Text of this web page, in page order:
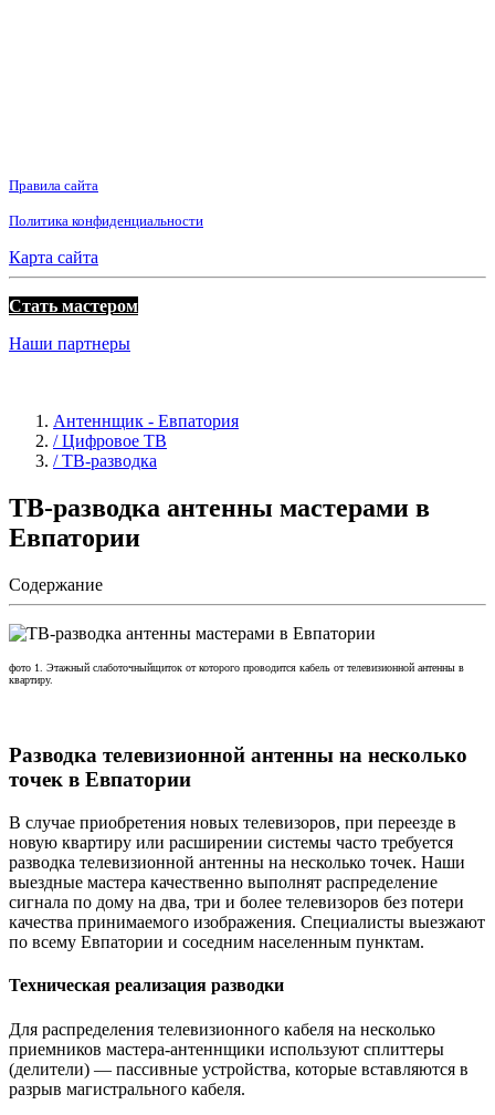
Правила сайта
Политика конфиденциальности
Карта сайта
Стать мастером
Наши партнеры
Антеннщик - Евпатория
/ Цифровое ТВ
/ ТВ-разводка
ТВ-разводка антенны мастерами в
Евпатории
Содержание
фото 1. Этажный слаботочныйщиток от которого проводится кабель от телевизионной антенны в
квартиру.
Разводка телевизионной антенны на несколько
точек в Евпатории
В случае приобретения новых телевизоров, при переезде в
новую квартиру или расширении системы часто требуется
разводка телевизионной антенны на несколько точек. Наши
выездные мастера качественно выполнят распределение
сигнала по дому на два, три и более телевизоров без потери
качества принимаемого изображения. Специалисты выезжают
по всему Евпатории и соседним населенным пунктам.
Техническая реализация разводки
Для распределения телевизионного кабеля на несколько
приемников мастера-антеннщики используют сплиттеры
(делители) — пассивные устройства, которые вставляются в
разрыв магистрального кабеля.